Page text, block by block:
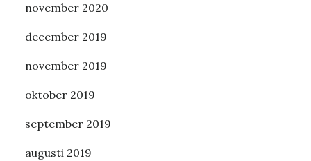
november 2020
december 2019
november 2019
oktober 2019
september 2019
augusti 2019